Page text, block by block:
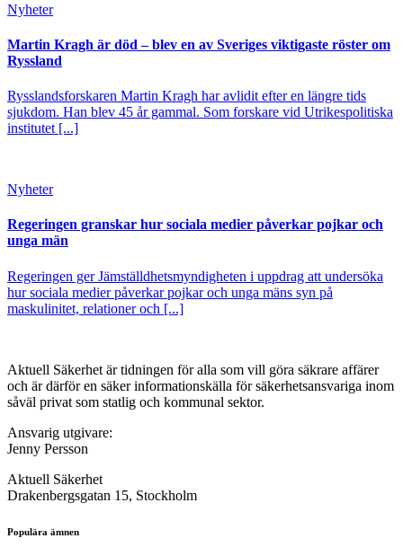
Nyheter
Martin Kragh är död – blev en av Sveriges viktigaste röster om
Ryssland
Rysslandsforskaren Martin Kragh har avlidit efter en längre tids
sjukdom. Han blev 45 år gammal. Som forskare vid Utrikespolitiska
institutet [...]
Nyheter
Regeringen granskar hur sociala medier påverkar pojkar och
unga män
Regeringen ger Jämställdhetsmyndigheten i uppdrag att undersöka
hur sociala medier påverkar pojkar och unga mäns syn på
maskulinitet, relationer och [...]
Aktuell Säkerhet är tidningen för alla som vill göra säkrare affärer
och är därför en säker informationskälla för säkerhets­ansvariga inom
såväl privat som statlig och kommunal sektor.
Ansvarig utgivare:
Jenny Persson
Aktuell Säkerhet
Drakenbergsgatan 15, Stockholm
Populära ämnen